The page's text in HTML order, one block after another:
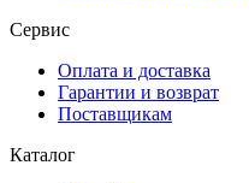
Сервис
Оплата и доставка
Гарантии и возврат
Поставщикам
Каталог